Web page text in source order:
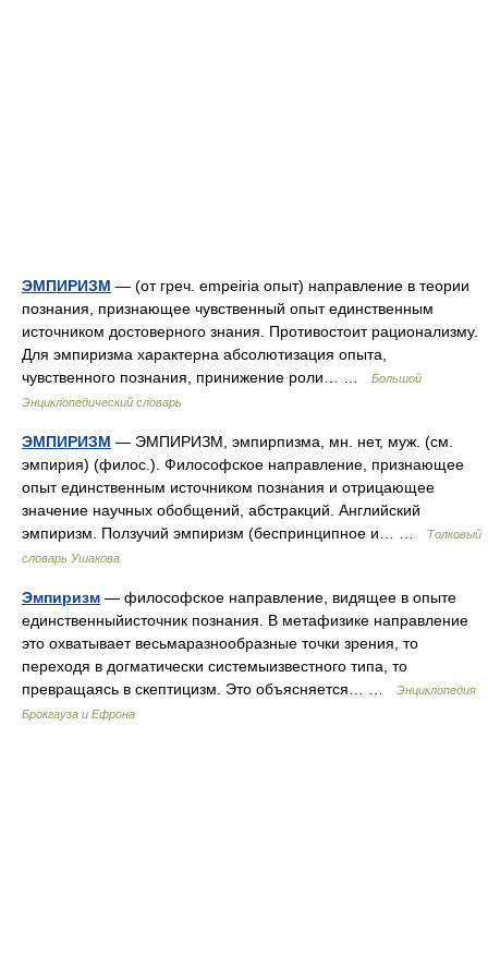
ЭМПИРИЗМ — (от греч. empeiria опыт) направление в теории
познания, признающее чувственный опыт единственным
источником достоверного знания. Противостоит рационализму.
Для эмпиризма характерна абсолютизация опыта,
чувственного познания, принижение роли… …
Большой
Энциклопедический словарь
ЭМПИРИЗМ — ЭМПИРИЗМ, эмпирпизма, мн. нет, муж. (см.
эмпирия) (филос.). Философское направление, признающее
опыт единственным источником познания и отрицающее
значение научных обобщений, абстракций. Английский
эмпиризм. Ползучий эмпиризм (беспринципное и… …
Толковый
словарь Ушакова
Эмпиризм — философское направление, видящее в опыте
единственныйисточник познания. В метафизике направление
это охватывает весьмаразнообразные точки зрения, то
переходя в догматически системыизвестного типа, то
превращаясь в скептицизм. Это объясняется… …
Энциклопедия
Брокгауза и Ефрона